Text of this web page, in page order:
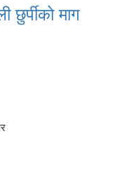
छुर्पीको माग